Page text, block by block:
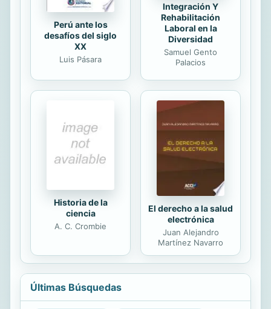
Perú ante los
desafíos del siglo
XX
Luis Pásara
Integración Y
Rehabilitación
Laboral en la
Diversidad
Samuel Gento
Palacios
Historia de la
ciencia
A. C. Crombie
El derecho a la salud
electrónica
Juan Alejandro
Martínez Navarro
Últimas Búsquedas